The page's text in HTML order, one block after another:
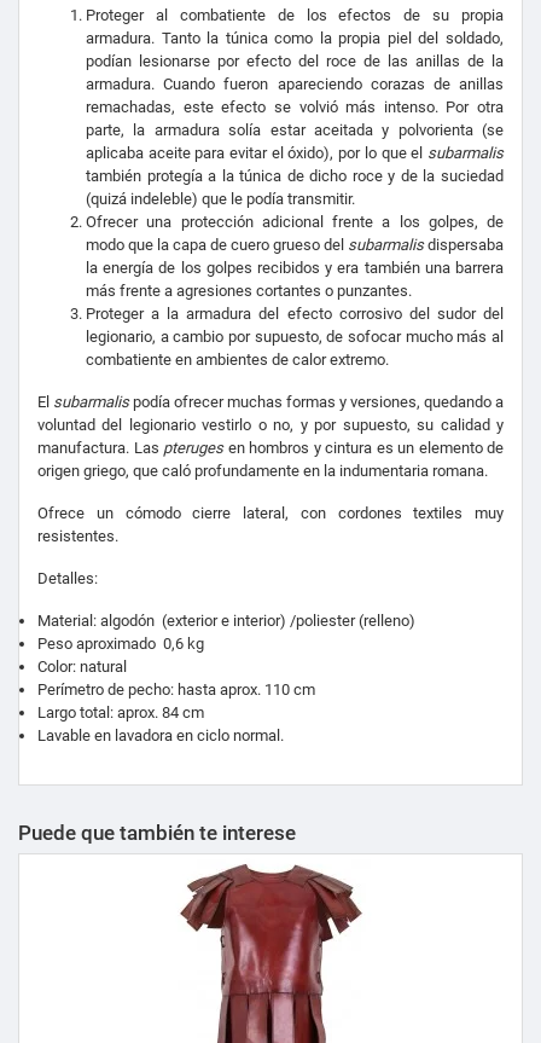
Proteger al combatiente de los efectos de su propia
armadura. Tanto la túnica como la propia piel del soldado,
podían lesionarse por efecto del roce de las anillas de la
armadura. Cuando fueron apareciendo corazas de anillas
remachadas, este efecto se volvió más intenso. Por otra
parte, la armadura solía estar aceitada y polvorienta (se
aplicaba aceite para evitar el óxido), por lo que el subarmalis
también protegía a la túnica de dicho roce y de la suciedad
(quizá indeleble) que le podía transmitir.
Ofrecer una protección adicional frente a los golpes, de
modo que la capa de cuero grueso del subarmalisdispersaba
la energía de los golpes recibidos y era también una barrera
más frente a agresiones cortantes o punzantes.
Proteger a la armadura del efecto corrosivo del sudor del
legionario, a cambio por supuesto, de sofocar mucho más al
combatiente en ambientes de calor extremo.
El subarmalispodía ofrecer muchas formas y versiones, quedando a
voluntad del legionario vestirlo o no, y por supuesto, su calidad y
manufactura. Las pterugesen hombros y cintura es un elemento de
origen griego, que caló profundamente en la indumentaria romana.
Ofrece un cómodo cierre lateral, con cordones textiles muy
resistentes.
Detalles:
Material: algodón (exterior e interior) /poliester (relleno)
Peso aproximado 0,6 kg
Color: natural
Perímetro de pecho: hasta aprox. 110 cm
Largo total: aprox. 84 cm
Lavable en lavadora en ciclo normal.
Puede que también te interese